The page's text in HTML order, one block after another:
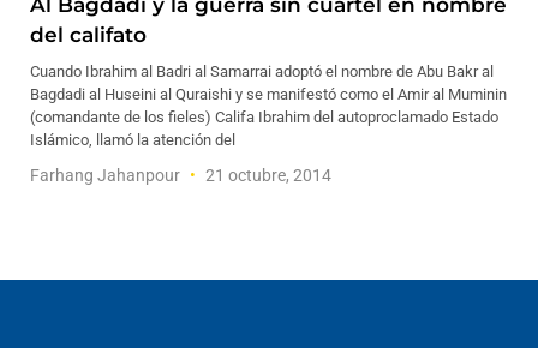
Al Bagdadi y la guerra sin cuartel en nombre
del califato
Cuando Ibrahim al Badri al Samarrai adoptó el nombre de Abu Bakr al
Bagdadi al Huseini al Quraishi y se manifestó como el Amir al Muminin
(comandante de los fieles) Califa Ibrahim del autoproclamado Estado
Islámico, llamó la atención del
Farhang Jahanpour 21 octubre, 2014